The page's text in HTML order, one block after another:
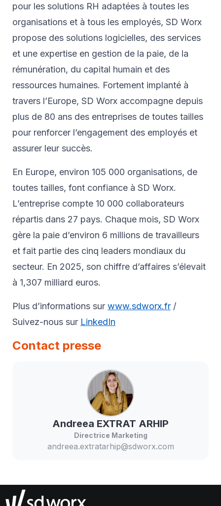
pour les solutions RH adaptées à toutes les
organisations et à tous les employés, SD Worx
propose des solutions logicielles, des services
et une expertise en gestion de la paie, de la
rémunération, du capital humain et des
ressources humaines. Fortement implanté à
travers l’Europe, SD Worx accompagne depuis
plus de 80 ans des entreprises de toutes tailles
pour renforcer l’engagement des employés et
assurer leur succès.
En Europe, environ 105 000 organisations, de
toutes tailles, font confiance à SD Worx.
L’entreprise compte 10 000 collaborateurs
répartis dans 27 pays. Chaque mois, SD Worx
gère la paie d’environ 6 millions de travailleurs
et fait partie des cinq leaders mondiaux du
secteur. En 2025, son chiffre d’affaires s’élevait
à 1,307 milliard euros.
Plus d’informations sur www.sdworx.fr /
Suivez-nous sur LinkedIn
Contact presse
Andreea EXTRAT ARHIP
Directrice Marketing
andreea.extratarhip@sdworx.com